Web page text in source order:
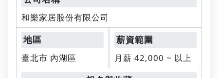
和樂家居股份有限公司
臺北市 內湖區 月薪 42,000 ~ 以上